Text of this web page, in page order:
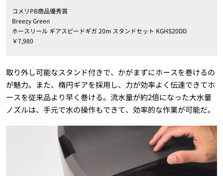
コメリPB商品優秀賞
Breezy Green
ホースリール ギアスピードギガ 20m スタンドセット KGHS20DD
￥7,980
取り外し可能なスタンド付きで、かがまずにホースを巻けるの
が魅力。また、楕円ギアを採用し、力が効率よく伝達できてホ
ースを従来品より早く巻ける。流水量が約2倍になった大水量
ノズルは、手元で水の操作もできて、効率的な作業が可能だ。